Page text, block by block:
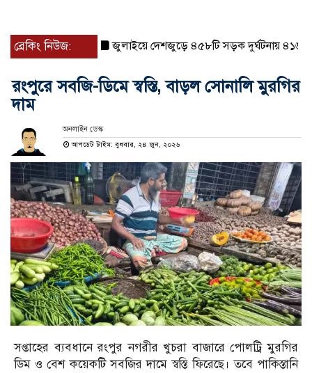
ব্রেকিং নিউজ: জুলাইয়ে দেশজুড়ে ৪৫৮টি সড়ক দুর্ঘটনায় ৪১৬ জন
রংপুরে সবজি-ডিমে স্বস্তি, বাড়ল সোনালি মুরগির
দাম
অনলাইন ডেস্ক
আপডেট টাইম: বুধবার, ২৪ জুন, ২০২৬
সপ্তাহের ব্যবধানে রংপুর নগরীর খুচরা বাজারে পোলট্রি মুরগির
ডিম ও বেশ কয়েকটি সবজির দামে স্বস্তি ফিরেছে। তবে পাকিস্তানি